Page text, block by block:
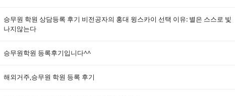
승무원 학원 상담등록 후기 비전공자의 홍대 윙스카이 선택 이유: 별은 스스로 빛
나지않는다
승무원학원 등록후기입니다^^
해외거주,승무원 학원 등록 후기